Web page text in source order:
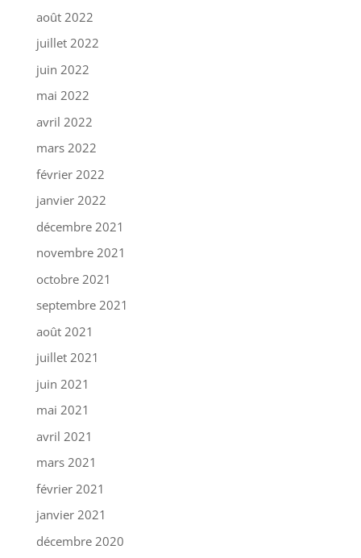
août 2022
juillet 2022
juin 2022
mai 2022
avril 2022
mars 2022
février 2022
janvier 2022
décembre 2021
novembre 2021
octobre 2021
septembre 2021
août 2021
juillet 2021
juin 2021
mai 2021
avril 2021
mars 2021
février 2021
janvier 2021
décembre 2020